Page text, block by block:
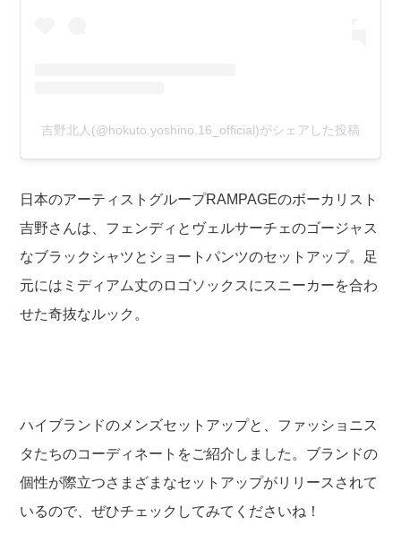
吉野北人(@hokuto.yoshino.16_official)がシェアした投稿
日本のアーティストグループRAMPAGEのボーカリスト
吉野さんは、フェンディとヴェルサーチェのゴージャス
なブラックシャツとショートパンツのセットアップ。足
元にはミディアム丈のロゴソックスにスニーカーを合わ
せた奇抜なルック。
ハイブランドのメンズセットアップと、ファッショニス
タたちのコーディネートをご紹介しました。ブランドの
個性が際立つさまざまなセットアップがリリースされて
いるので、ぜひチェックしてみてくださいね！